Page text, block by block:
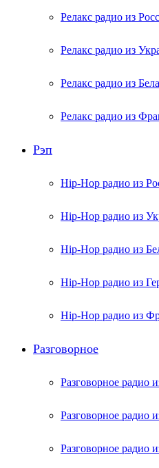
Релакс радио из
Релакс радио из
Релакс радио из
Релакс радио из
Рэп
Hip-Hop радио из
Hip-Hop радио из
Hip-Hop радио из
Hip-Hop радио из
Hip-Hop радио из
Разговорное
Разговорное радио
Разговорное радио
Разговорное радио